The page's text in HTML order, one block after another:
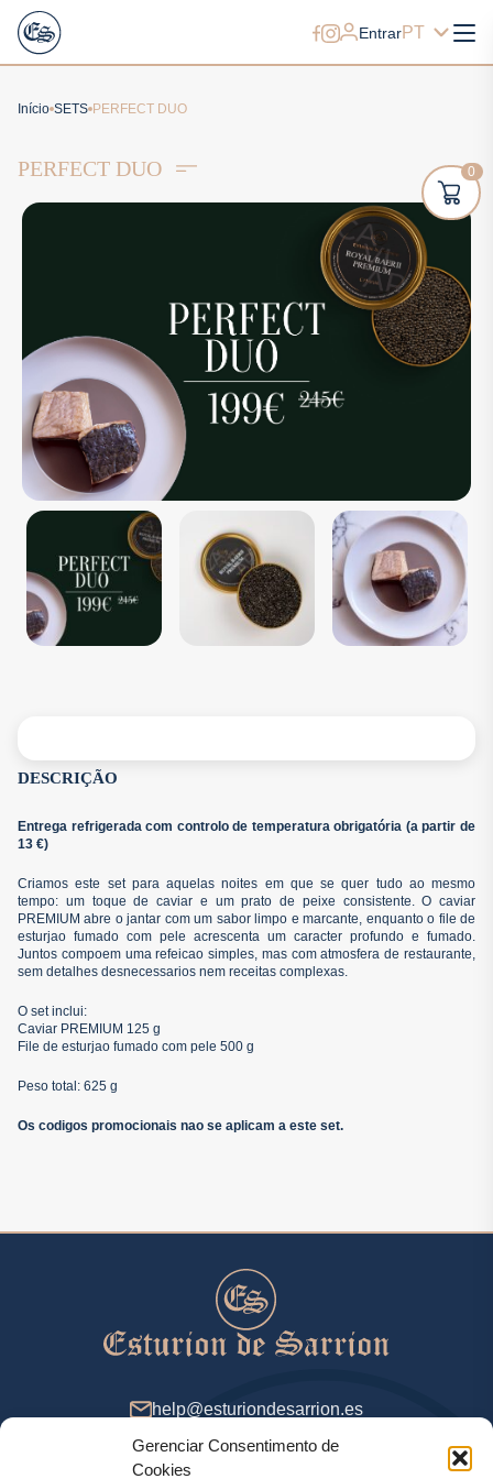
Gerenciar Consentimento de
Cookies
EntrarPT
Início SETS PERFECT DUO
PERFECT DUO
DESCRIÇÃO
Entrega refrigerada com controlo de temperatura obrigatória (a partir de
13 €)
Criamos este set para aquelas noites em que se quer tudo ao mesmo
tempo: um toque de caviar e um prato de peixe consistente. O caviar
PREMIUM abre o jantar com um sabor limpo e marcante, enquanto o file de
esturjao fumado com pele acrescenta um caracter profundo e fumado.
Juntos compoem uma refeicao simples, mas com atmosfera de restaurante,
sem detalhes desnecessarios nem receitas complexas.
O set inclui:
Caviar PREMIUM 125 g
File de esturjao fumado com pele 500 g
Peso total: 625 g
Os codigos promocionais nao se aplicam a este set.
help@esturiondesarrion.es
Das 9 às 18 (GMT+2) nos dias úteis
0